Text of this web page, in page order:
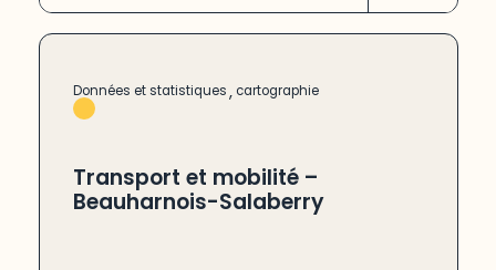
Données et statistiques, cartographie
Transport et mobilité –
Beauharnois-Salaberry